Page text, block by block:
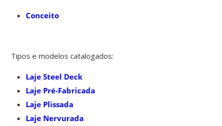
Conceito
Tipos e modelos catalogados:
Laje Steel Deck
Laje Pré-Fabricada
Laje Plissada
Laje Nervurada